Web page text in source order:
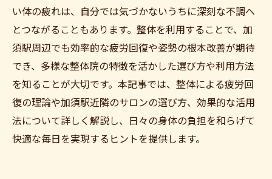
い体の疲れは、自分では気づかないうちに深刻な不調へ
とつながることもあります。整体を利用することで、加
須駅周辺でも効率的な疲労回復や姿勢の根本改善が期待
でき、多様な整体院の特徴を活かした選び方や利用方法
を知ることが大切です。本記事では、整体による疲労回
復の理論や加須駅近隣のサロンの選び方、効果的な活用
法について詳しく解説し、日々の身体の負担を和らげて
快適な毎日を実現するヒントを提供します。